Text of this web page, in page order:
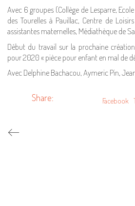
Avec 6 groupes (Collège de Lesparre,
des Tourelles à Pauillac, Centre de
assistantes maternelles, Médiathèque de
Début du travail sur la prochaine
pour 2020 « pièce pour enfant en mal de
Avec Delphine Bachacou, Aymeric Pin,
Share: Facebook